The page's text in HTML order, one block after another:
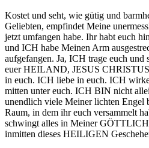
Kostet und seht, wie gütig und
Geliebten, empfindet Meine
jetzt umfangen habe. Ihr habt euch
und ICH habe Meinen Arm
aufgefangen. Ja, ICH trage euch
euer HEILAND, JESUS
in euch. ICH liebe in euch. ICH
mitten unter euch. ICH BIN nicht
unendlich viele Meiner lichten Engel
Raum, in dem ihr euch versammelt
schwingt alles in Meiner
inmitten dieses HEILIGEN